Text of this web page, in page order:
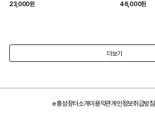
23,000원 46,000원
더보기
e홍성장터소개이용약관개인정보취급방침